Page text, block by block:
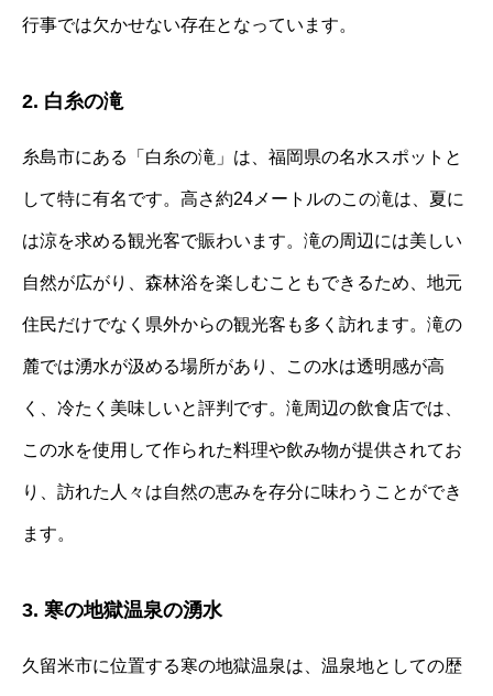
行事では欠かせない存在となっています。
2. 白糸の滝
糸島市にある「白糸の滝」は、福岡県の名水スポットと
して特に有名です。高さ約24メートルのこの滝は、夏に
は涼を求める観光客で賑わいます。滝の周辺には美しい
自然が広がり、森林浴を楽しむこともできるため、地元
住民だけでなく県外からの観光客も多く訪れます。滝の
麓では湧水が汲める場所があり、この水は透明感が高
く、冷たく美味しいと評判です。滝周辺の飲食店では、
この水を使用して作られた料理や飲み物が提供されてお
り、訪れた人々は自然の恵みを存分に味わうことができ
ます。
3. 寒の地獄温泉の湧水
久留米市に位置する寒の地獄温泉は、温泉地としての歴